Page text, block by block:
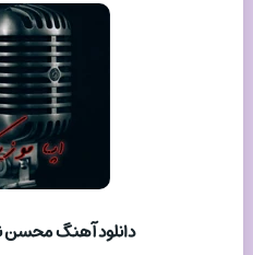
دانلود آهنگ محسن